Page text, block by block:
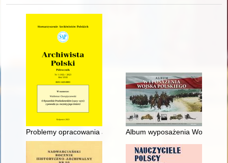
Problemy opracowania akt miejskich na przykładzie akt
Album wyposażenia Wojska